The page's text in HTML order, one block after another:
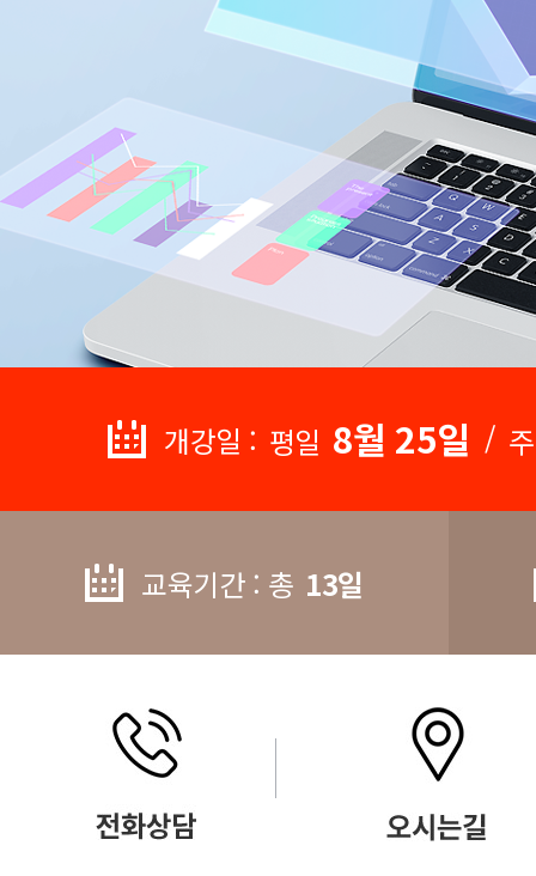
개강일 : 평일 8월 25일 /
교육기간 : 총 13일